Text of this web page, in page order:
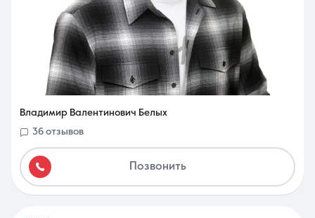
Владимир Валентинович Белых
36 отзывов
Позвонить